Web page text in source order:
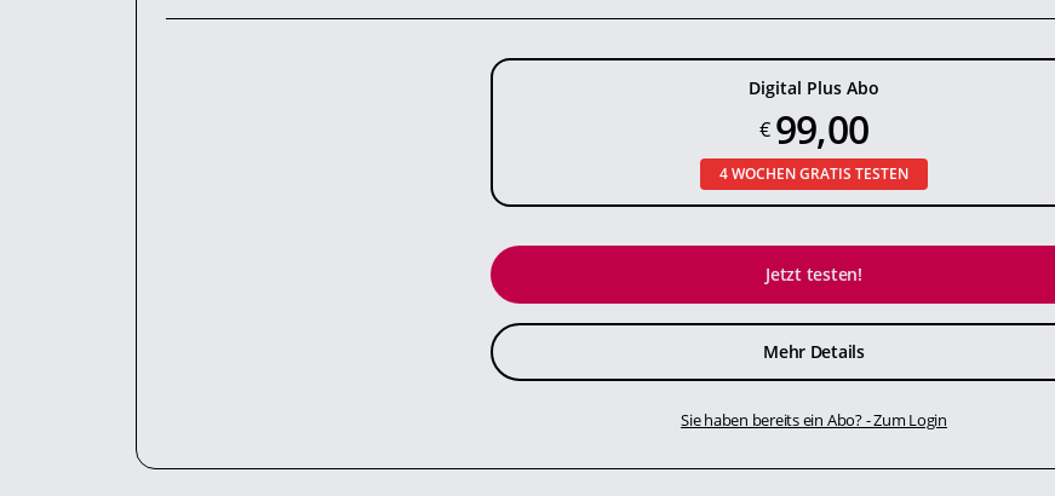
Digital Plus Abo
€ 99,00
4 WOCHEN GRATIS TESTEN
Jetzt testen!
Mehr Details
Sie haben bereits ein Abo? - Zum Login